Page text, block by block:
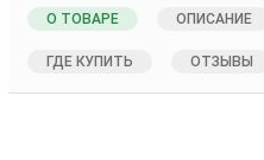
О ТОВАРЕ ОПИСАНИЕ
ГДЕ КУПИТЬ ОТЗЫВЫ